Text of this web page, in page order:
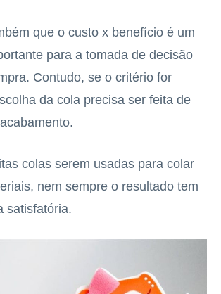
que o custo x benefício é um
para a tomada de decisão
Contudo, se o critério for
da cola precisa ser feita de
colas serem usadas para colar
nem sempre o resultado tem
satisfatória.